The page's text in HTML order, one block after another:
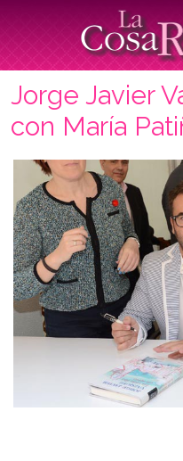
Jorge Javier
con María